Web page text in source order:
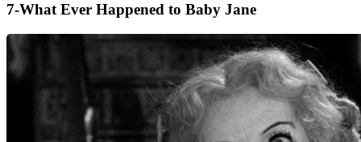
7-What Ever Happened to Baby Jane